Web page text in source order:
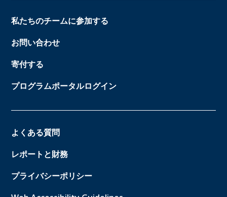
私たちのチームに参加する
お問い合わせ
寄付する
プログラムポータルログイン
よくある質問
レポートと財務
プライバシーポリシー